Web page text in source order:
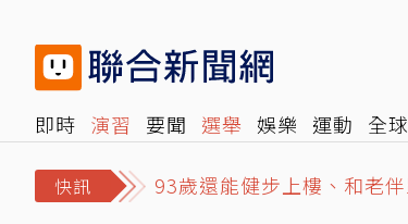
即時 演習 要聞 選舉 娛樂 運動 全球
快訊
93歲還能健步上樓、和老
台積電重返5日線！川湖跳